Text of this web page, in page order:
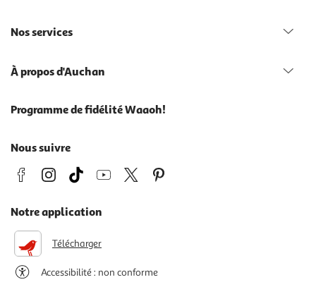
Nos services
À propos d'Auchan
Programme de fidélité Waaoh!
Nous suivre
Notre application
Télécharger
Accessibilité : non conforme